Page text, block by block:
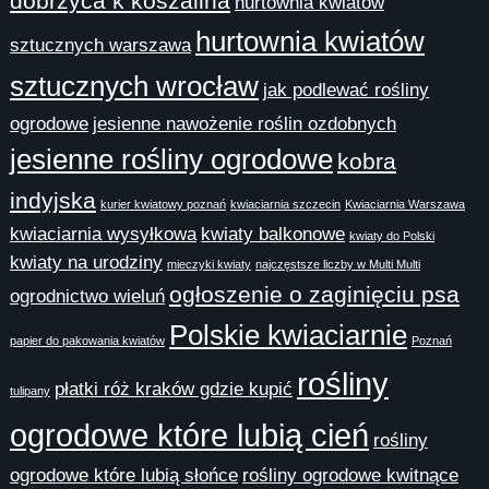
sztucznych warszawa hurtownia kwiatów
sztucznych wrocław jak podlewać rośliny
ogrodowe jesienne nawożenie roślin ozdobnych
jesienne rośliny ogrodowe kobra
indyjska kurier kwiatowy poznań kwiaciarnia szczecin Kwiaciarnia Warszawa
kwiaciarnia wysyłkowa kwiaty balkonowe kwiaty do Polski
kwiaty na urodziny mieczyki kwiaty najczęstsze liczby w Multi Multi
ogrodnictwo wieluń ogłoszenie o zaginięciu psa
papier do pakowania kwiatów Polskie kwiaciarnie Poznań
tulipany płatki róż kraków gdzie kupić rośliny
ogrodowe które lubią cień rośliny
ogrodowe które lubią słońce rośliny ogrodowe kwitnące